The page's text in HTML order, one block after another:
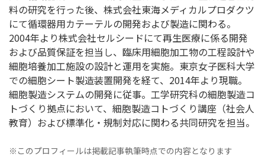
料の研究を行った後、株式会社東海メディカルプロダクツ
にて循環器用カテーテルの開発および製造に関わる。
2004年より株式会社セルシードにて再生医療に係る開発
および品質保証を担当し、臨床用細胞加工物の工程設計や
細胞培養加工施設の設計と運用を実施。東京女子医科大学
での細胞シート製造装置開発を経て、2014年より現職。
細胞製造システムの開発に従事。工学研究科の細胞製造コ
トづくり拠点において、細胞製造コトづくり講座（社会人
教育）および標準化・規制対応に関わる共同研究を担当。
※このプロフィールは掲載記事執筆時点での内容となります